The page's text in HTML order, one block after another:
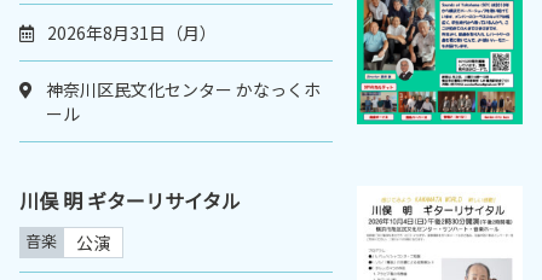
2026年8月31日（月）
神奈川区民文化センター かなっくホ
ール
川俣 明 ギターリサイタル
音楽 公演